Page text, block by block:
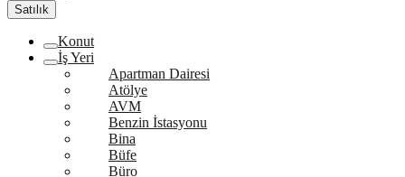
Satılık
Konut
İş Yeri
Apartman Dairesi
Atölye
AVM
Benzin İstasyonu
Bina
Büfe
Büro